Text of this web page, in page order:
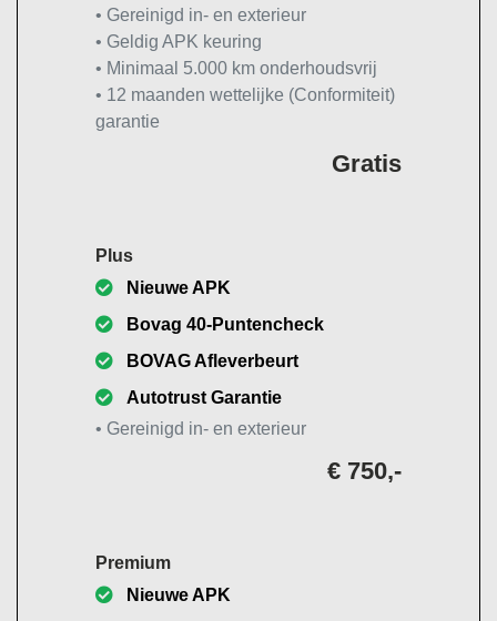
• Gereinigd in- en exterieur
• Geldig APK keuring
• Minimaal 5.000 km onderhoudsvrij
• 12 maanden wettelijke (Conformiteit)
garantie
Gratis
Plus
Nieuwe APK
Bovag 40-Puntencheck
BOVAG Afleverbeurt
Autotrust Garantie
• Gereinigd in- en exterieur
€ 750,-
Premium
Nieuwe APK